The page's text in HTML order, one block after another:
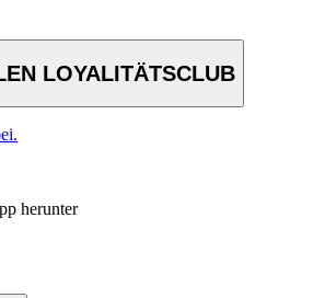
LOYALITÄTSCLUB
herunter